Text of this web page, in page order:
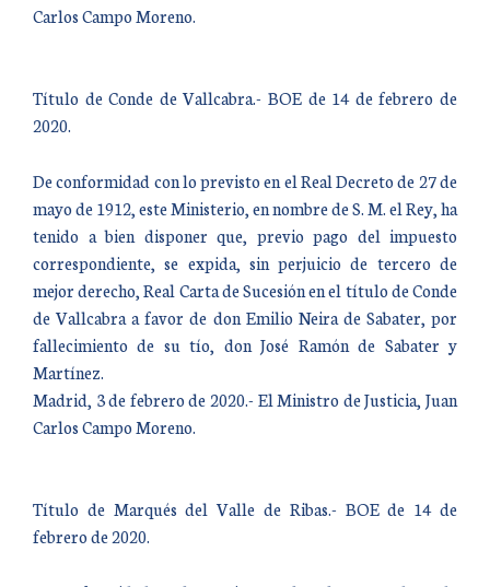
Carlos Campo Moreno.
Título de Conde de Vallcabra.- BOE de 14 de febrero de
2020.
De conformidad con lo previsto en el Real Decreto de 27 de
mayo de 1912, este Ministerio, en nombre de S. M. el Rey, ha
tenido a bien disponer que, previo pago del impuesto
correspondiente, se expida, sin perjuicio de tercero de
mejor derecho, Real Carta de Sucesión en el título de Conde
de Vallcabra a favor de don Emilio Neira de Sabater, por
fallecimiento de su tío, don José Ramón de Sabater y
Martínez.
Madrid, 3 de febrero de 2020.- El Ministro de Justicia, Juan
Carlos Campo Moreno.
Título de Marqués del Valle de Ribas.- BOE de 14 de
febrero de 2020.